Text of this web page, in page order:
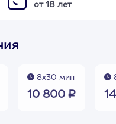
от 18 лет
8х30 мин
10 800 ₽